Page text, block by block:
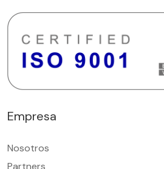
Empresa
Nosotros